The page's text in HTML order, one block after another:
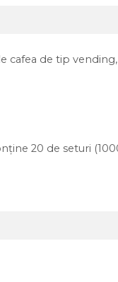
de tip
20 de seturi